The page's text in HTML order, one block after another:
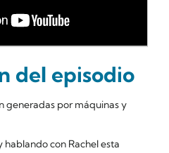
del episodio
generadas por máquinas y
hablando con Rachel esta